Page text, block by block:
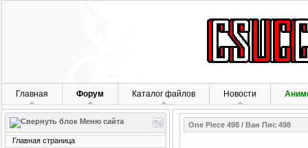
Главная Форум Каталог файлов Новости
Меню сайта
Главная страница
One Piece 498 / Ван Пис 498